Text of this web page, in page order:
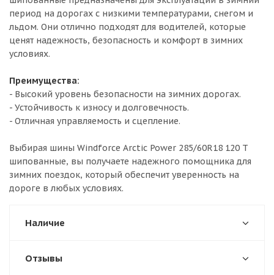
период на дорогах с низкими температурами, снегом и
льдом. Они отлично подходят для водителей, которые
ценят надежность, безопасность и комфорт в зимних
условиях.
Преимущества:
- Высокий уровень безопасности на зимних дорогах.
- Устойчивость к износу и долговечность.
- Отличная управляемость и сцепление.
Выбирая шины Windforce Arctic Power 285/60R18 120 T
шипованные, вы получаете надежного помощника для
зимних поездок, который обеспечит уверенность на
дороге в любых условиях.
Наличие
Отзывы